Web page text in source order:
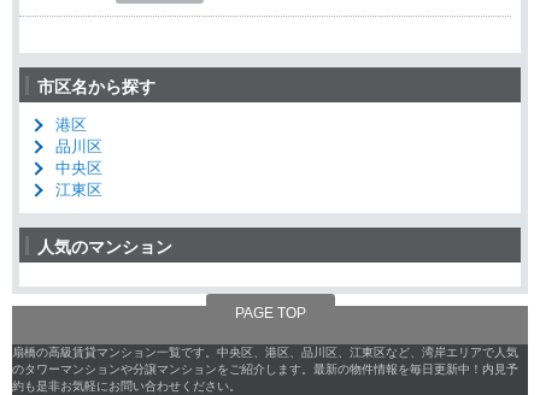
市区名から探す
港区
品川区
中央区
江東区
人気のマンション
PAGE TOP
扇橋の高級賃貸マンション一覧です。中央区、港区、品川区、江東区など、湾岸エリアで人気
のタワーマンションや分譲マンションをご紹介します。最新の物件情報を毎日更新中！内見予
約も是非お気軽にお問い合わせください。